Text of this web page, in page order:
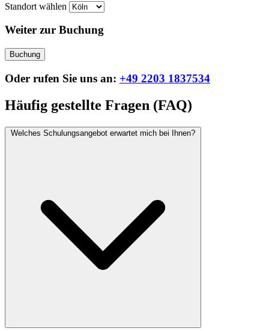
Standort wählen
Weiter zur Buchung
Buchung
Oder rufen Sie uns an: +49 2203 1837534
Häufig gestellte Fragen (FAQ)
Welches Schulungsangebot erwartet mich bei Ihnen?